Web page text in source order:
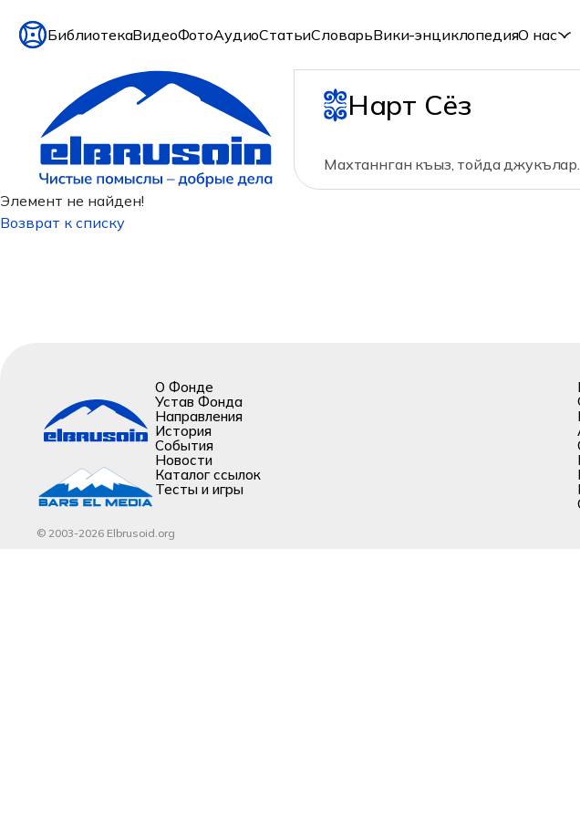
БиблиотекаВидеоФотоАудиоСтатьиСловарьВики-энциклопедияО нас
Нарт Сёз
Махтаннган къыз, тойда джукълар.
Элемент не найден!
Возврат к списку
О Фонде
Устав Фонда
Направления
История
События
Новости
Каталог ссылок
Тесты и игры
© 2003-2026 Elbrusoid.org